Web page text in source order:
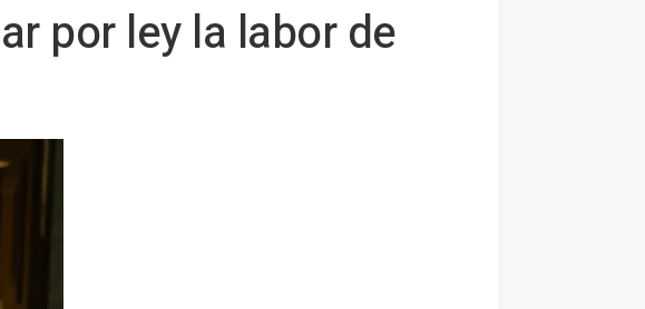
por ley la labor de